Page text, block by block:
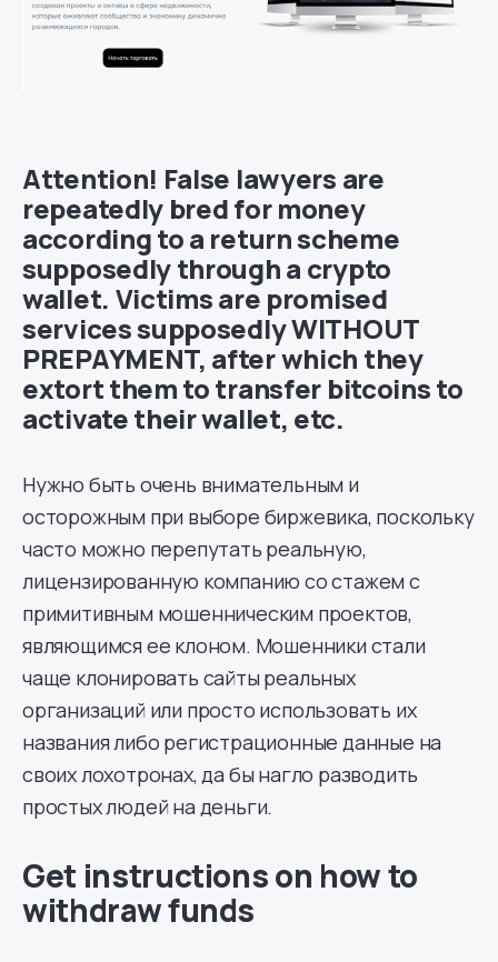
Attention! False lawyers are
repeatedly bred for money
according to a return scheme
supposedly through a crypto
wallet. Victims are promised
services supposedly WITHOUT
PREPAYMENT, after which they
extort them to transfer bitcoins to
activate their wallet, etc.
Нужно быть очень внимательным и
осторожным при выборе биржевика, поскольку
часто можно перепутать реальную,
лицензированную компанию со стажем с
примитивным мошенническим проектов,
являющимся ее клоном. Мошенники стали
чаще клонировать сайты реальных
организаций или просто использовать их
названия либо регистрационные данные на
своих лохотронах, да бы нагло разводить
простых людей на деньги.
Get instructions on how to
withdraw funds